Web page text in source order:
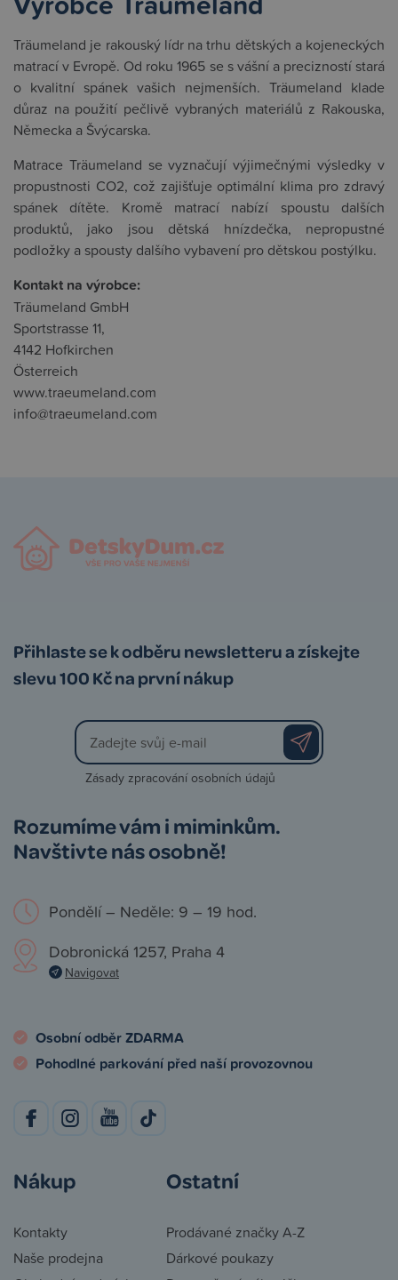
Träumeland je rakouský lídr na trhu dětských a kojeneckých
matrací v Evropě. Od roku 1965 se s vášní a precizností stará
o kvalitní spánek vašich nejmenších. Träumeland klade
důraz na použití pečlivě vybraných materiálů z Rakouska,
Německa a Švýcarska.
Matrace Träumeland se vyznačují výjimečnými výsledky v
propustnosti CO2, což zajišťuje optimální klima pro zdravý
spánek dítěte. Kromě matrací nabízí spoustu dalších
produktů, jako jsou dětská hnízdečka, nepropustné
podložky a spousty dalšího vybavení pro dětskou postýlku.
Kontakt na výrobce:
Träumeland GmbH
Sportstrasse 11,
4142 Hofkirchen
Österreich
www.traeumeland.com
info@traeumeland.com
Přihlaste se k odběru newsletteru a získejte
slevu 100 Kč na první nákup
Zásady zpracování osobních údajů
Rozumíme vám i miminkům.
Navštivte nás osobně!
Pondělí – Neděle: 9 – 19 hod.
Dobronická 1257, Praha 4
Navigovat
Osobní odběr ZDARMA
Pohodlné parkování před naší provozovnou
Nákup
Kontakty
Naše prodejna
Ostatní
Prodávané značky A-Z
Dárkové poukazy